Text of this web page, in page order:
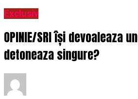
Exclusiv
OPINIE/SRI își devoaleaza
detoneaza singure?